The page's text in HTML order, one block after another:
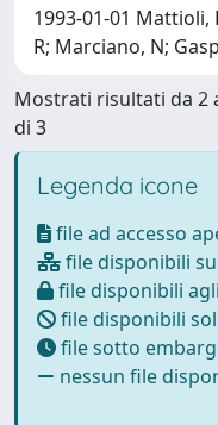
1993-01-01 Mattioli,
R; Marciano, N;
Mostrati risultati da 2
di 3
Legenda icone
file ad accesso
file disponibili
file disponibili
file disponibili
file sotto
nessun file